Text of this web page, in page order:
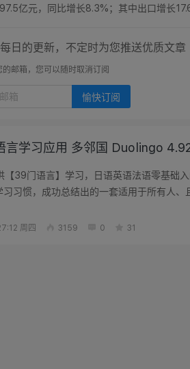
亿元，同比增长8.3%；其中出口增长
日的更新，不定时为您推送优质文章
邮箱，您可以随时取消订阅
言学习应用 多邻国 Duolingo
【39门语言】学习，日语英语法语零基础
习惯，成功总结出的一套适用于所有人、
周四 3159 0 31